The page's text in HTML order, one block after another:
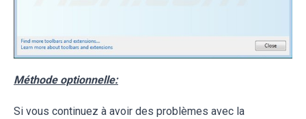
Méthode optionnelle:
Si vous continuez à avoir des problèmes avec la